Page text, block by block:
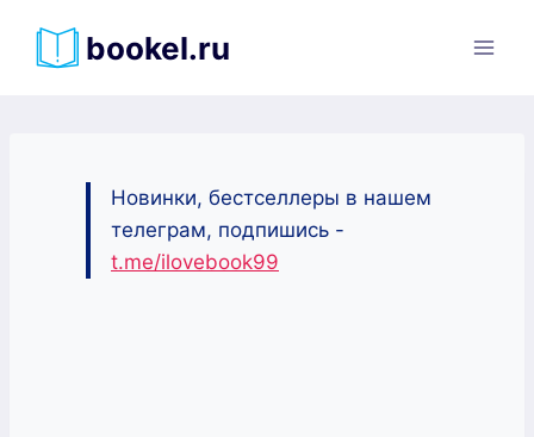
bookel.ru
Новинки, бестселлеры в нашем
телеграм, подпишись -
t.me/ilovebook99